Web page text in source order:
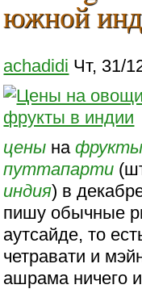
южной
achadidi Чт, 31/
цены нафрукты
путтапарти
индия) в
пишу обычные
аутсайде, то
четравати и
ашрама ничего